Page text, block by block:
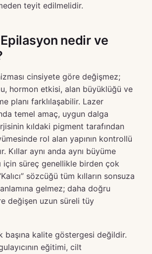
teyit edilmelidir.
nedir ve
cinsiyete göre değişmez;
hormon etkisi, alan büyüklüğü ve
planı farklılaşabilir. Lazer
temel amaç, uygun dalga
kıldaki pigment tarafından
rol alan yapının kontrollü
Kıllar aynı anda aynı büyüme
için süreç genellikle birden çok
sözcüğü tüm kılların sonsuza
gelmez; daha doğru
değişen uzun süreli tüy
başına kalite göstergesi değildir.
eğitimi, cilt